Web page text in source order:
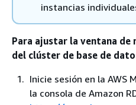
instancias
Para ajustar la ventana
del clúster de base de
Inicie sesión en la AWS
la consola de Amazon